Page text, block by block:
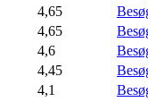
4,65
4,65
4,6
4,45
4,1